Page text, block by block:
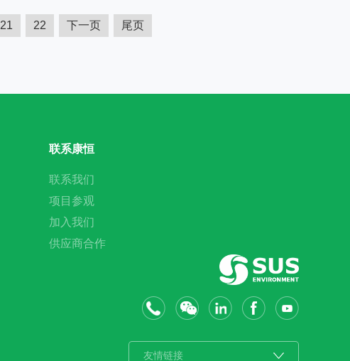
21 22 下一页 尾页
联系康恒
联系我们
项目参观
加入我们
供应商合作